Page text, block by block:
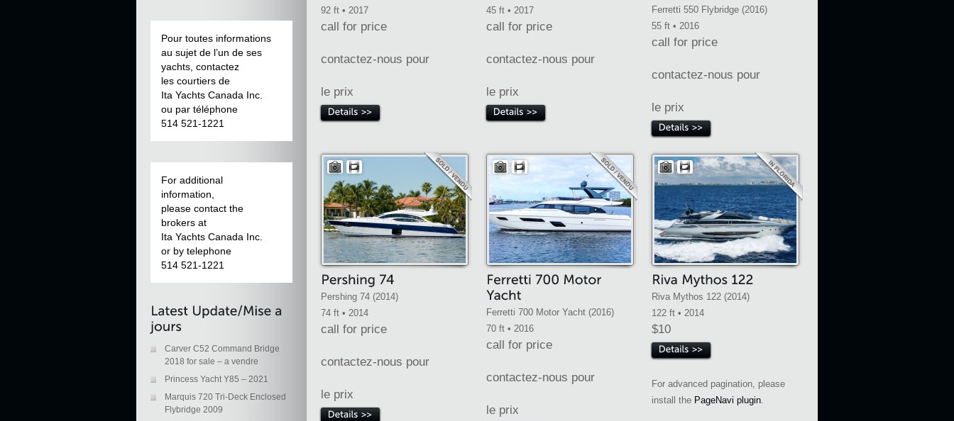
Pour toutes informations
au sujet de l’un de ses
yachts, contactez
les courtiers de
Ita Yachts Canada Inc.
ou par téléphone
514 521-1221
For additional
information,
please contact the
brokers at
Ita Yachts Canada Inc.
or by telephone
514 521-1221
Carver C52 Command Bridge
2018 for sale – a vendre
Princess Yacht Y85 – 2021
Marquis 720 Tri-Deck Enclosed
Flybridge 2009
92 ft • 2017
call for price
contactez-nous pour
le prix
45 ft • 2017
call for price
contactez-nous pour
le prix
Ferretti 550 Flybridge (2016)
55 ft • 2016
call for price
contactez-nous pour
le prix
Pershing 74 (2014)
74 ft • 2014
call for price
contactez-nous pour
le prix
Ferretti 700 Motor Yacht (2016)
70 ft • 2016
call for price
contactez-nous pour
le prix
Riva Mythos 122 (2014)
122 ft • 2014
$10
For advanced pagination, please
install the PageNavi plugin